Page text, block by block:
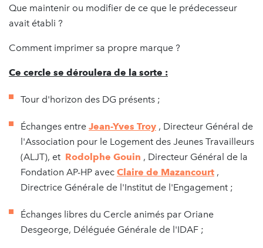
Que maintenir ou modifier de ce que le prédecesseur
avait établi ?
Comment imprimer sa propre marque ?
Ce cercle se déroulera de la sorte :
Tour d'horizon des DG présents ;
Échanges entre Jean-Yves Troy , Directeur Général de
l'Association pour le Logement des Jeunes Travailleurs
(ALJT), et Rodolphe Gouin , Directeur Général de la
Fondation AP-HP avec Claire de Mazancourt ,
Directrice Générale de l'Institut de l'Engagement ;
Échanges libres du Cercle animés par Oriane
Desgeorge, Déléguée Générale de l'IDAF ;